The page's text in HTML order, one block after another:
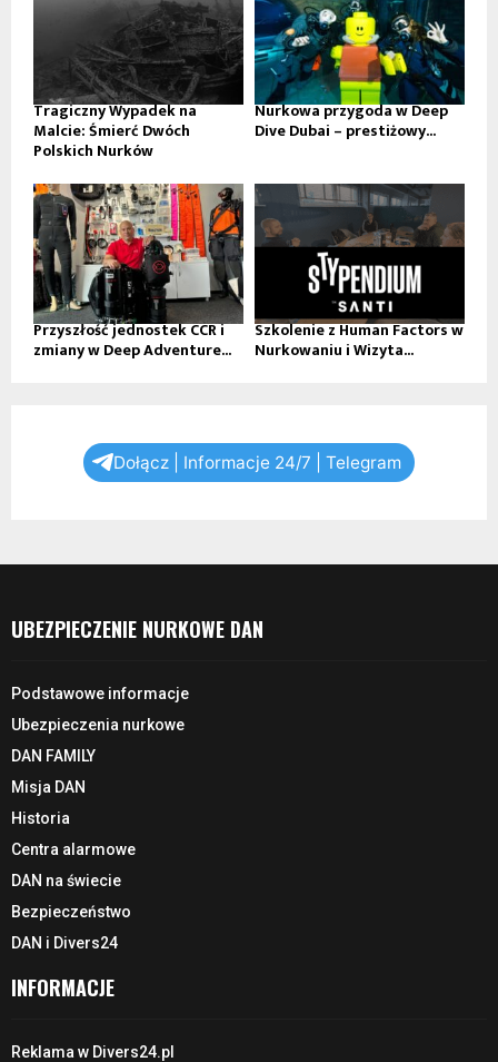
Tragiczny Wypadek na
Malcie: Śmierć Dwóch
Polskich Nurków
Nurkowa przygoda w Deep
Dive Dubai – prestiżowy...
Przyszłość jednostek CCR i
zmiany w Deep Adventure...
Szkolenie z Human Factors w
Nurkowaniu i Wizyta...
Dołącz | Informacje 24/7 | Telegram
UBEZPIECZENIE NURKOWE DAN
Podstawowe informacje
Ubezpieczenia nurkowe
DAN FAMILY
Misja DAN
Historia
Centra alarmowe
DAN na świecie
Bezpieczeństwo
DAN i Divers24
INFORMACJE
Reklama w Divers24.pl